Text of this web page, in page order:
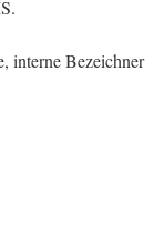
interne Bezeichner